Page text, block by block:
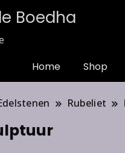
Boedha
Home Shop
Rubeliet